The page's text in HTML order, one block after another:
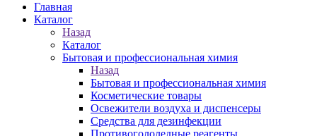
Главная
Каталог
Назад
Каталог
Бытовая и профессиональная химия
Назад
Бытовая и профессиональная химия
Косметические товары
Освежители воздуха и диспенсеры
Средства для дезинфекции
Противогололедные реагенты